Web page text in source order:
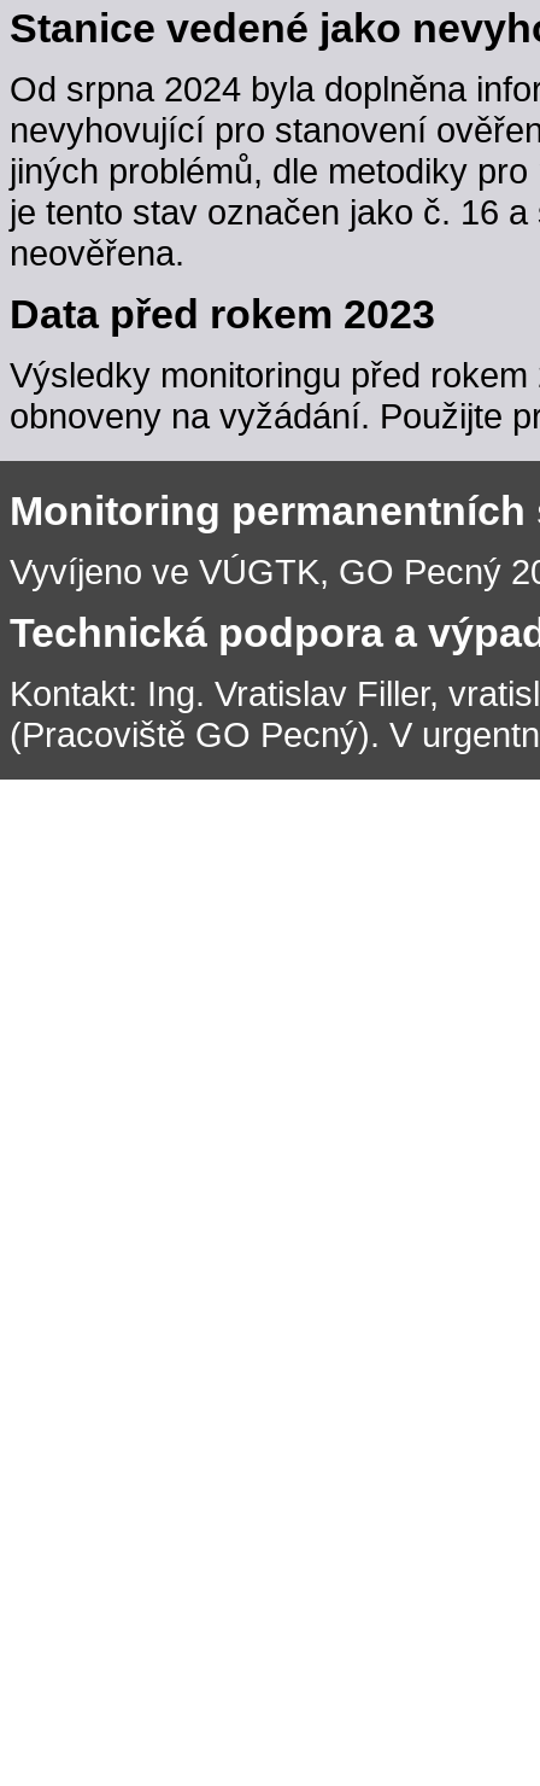
Stanice vedené jako
Od srpna 2024 byla doplněna
nevyhovující pro stanovení
jiných problémů, dle metodiky
je tento stav označen jako č. 16
neověřena.
Data před rokem 2023
Výsledky monitoringu před
obnoveny na vyžádání. Použijte
Monitoring permanentních
Vyvíjeno ve VÚGTK, GO Pecný
Technická podpora a
Kontakt: Ing. Vratislav Filler,
(Pracoviště GO Pecný). V